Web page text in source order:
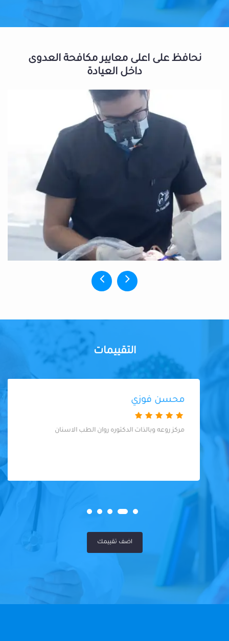
نحافظ على اعلى معايير مكافحة العدوى
داخل العيادة
التقييمات
محسن فوزي
مركز روعه وبالذات الدكتوره روان الطب الاسنان
اضف تقييمك